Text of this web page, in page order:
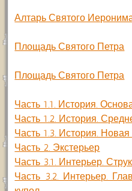
Алтарь Святого
Площадь Святого Петра
Площадь Святого Петра
Часть 1.1. История.
Часть 1.2. История.
Часть 1.3. История. Новая
Часть 2. Экстерьер
Часть 3.1. Интерьер.
Часть 3.2. Интерьер.